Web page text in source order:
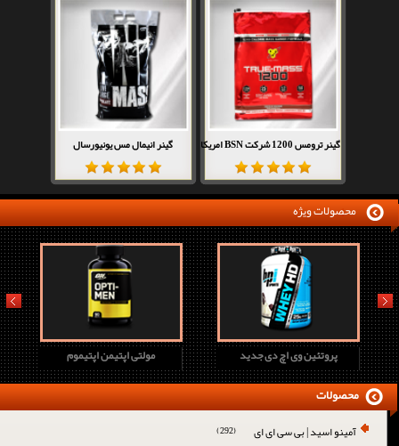
گینر ترومس 1200 شرکت BSN امریکا گینر انیمال مس یونیورسال
محصولات ویژه
مولتی اپتیمن اپتیموم پروتئین وی اچ دی جدید
prev next
آمینو اسید | بی سی ای ای (292)
محصولات